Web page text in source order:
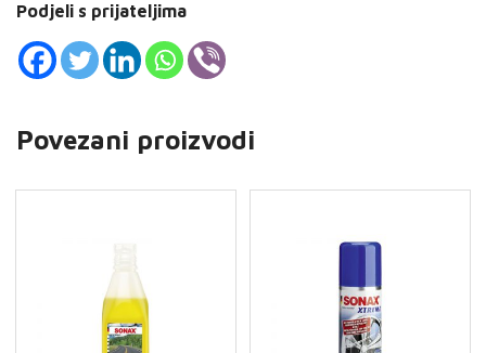
Podjeli s prijateljima
Povezani proizvodi